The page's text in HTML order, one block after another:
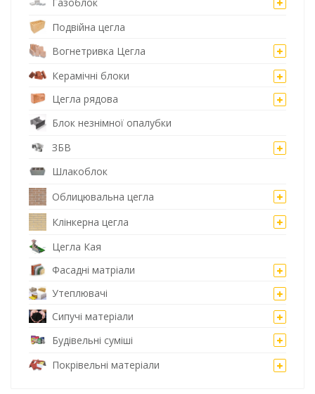
Подвійна цегла
Вогнетривка Цегла
Керамічні блоки
Цегла рядова
Блок незнімної опалубки
ЗБВ
Шлакоблок
Облицювальна цегла
Клінкерна цегла
Цегла Кая
Фасадні матріали
Утеплювачі
Сипучі матеріали
Будівельні суміші
Покрівельні матеріали